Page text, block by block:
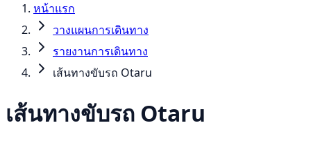
หน้าแรก
วางแผนการเดินทาง
รายงานการเดินทาง
เส้นทางขับรถ Otaru
เส้นทางขับรถ Otaru